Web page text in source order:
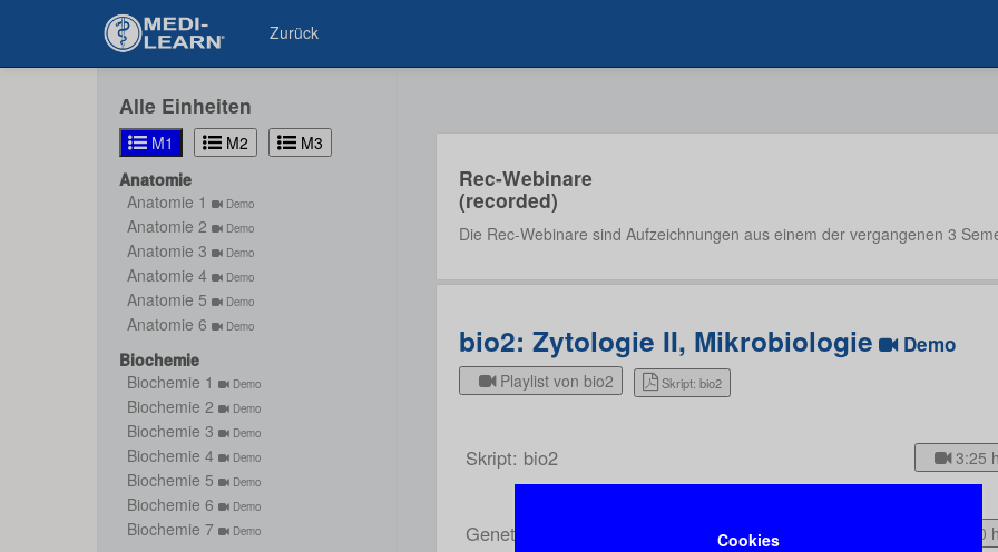
Cookies
Zurück
Alle Einheiten
M1 M2
M3
Anatomie
Anatomie 1
Demo
Anatomie 2 Demo
Anatomie 3 Demo
Anatomie 4 Demo
Anatomie 5 Demo
Anatomie 6 Demo
Biochemie
Biochemie 1
Demo
Biochemie 2 Demo
Biochemie 3 Demo
Biochemie 4 Demo
Biochemie 5 Demo
Biochemie 6 Demo
Biochemie 7 Demo
Rec-Webinare
(recorded)
Die Rec-Webinare sind Aufzeichnungen aus einem der vergangenen 3
bio2: Zytologie II, Mikrobiologie Demo
Playlist von bio2 Skript: bio2
Skript: bio2 3:25 h
Genetik 2:10 h